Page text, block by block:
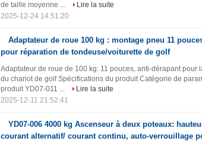
de taille moyenne ...
Lire la suite
2025-12-24 14:51:20
Adaptateur de roue 100 kg : montage pneu 11
pour réparation de tondeuse/voiturette de golf
Adaptateur de roue de 100 kg: 11 pouces, anti-dérapant pour
du chariot de golf Spécifications du produit Catégorie de
produit YD07-011 ...
Lire la suite
2025-12-11 21:52:41
YD07-006 4000 kg Ascenseur à deux poteaux:
courant alternatif/ courant continu, auto-verrouillage